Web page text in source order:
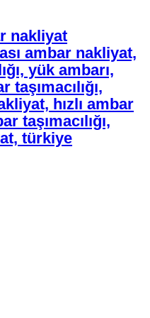
nakliyat
ambar nakliyat,
yük ambarı,
hızlı ambar
taşımacılığı,
türkiye